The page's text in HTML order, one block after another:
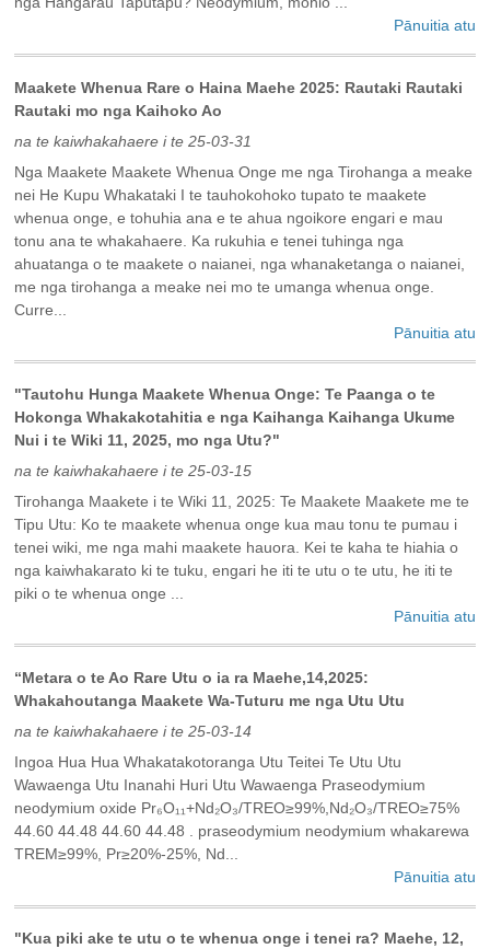
Pānuitia atu
Maakete Whenua Rare o Haina Maehe 2025: Rautaki Rautaki
Rautaki mo nga Kaihoko Ao
na te kaiwhakahaere i te 25-03-31
Nga Maakete Maakete Whenua Onge me nga Tirohanga a meake
nei He Kupu Whakataki I te tauhokohoko tupato te maakete
whenua onge, e tohuhia ana e te ahua ngoikore engari e mau
tonu ana te whakahaere. Ka rukuhia e tenei tuhinga nga
ahuatanga o te maakete o naianei, nga whanaketanga o naianei,
me nga tirohanga a meake nei mo te umanga whenua onge.
Curre...
Pānuitia atu
"Tautohu Hunga Maakete Whenua Onge: Te Paanga o te
Hokonga Whakakotahitia e nga Kaihanga Kaihanga Ukume
Nui i te Wiki 11, 2025, mo nga Utu?"
na te kaiwhakahaere i te 25-03-15
Tirohanga Maakete i te Wiki 11, 2025: Te Maakete Maakete me te
Tipu Utu: Ko te maakete whenua onge kua mau tonu te pumau i
tenei wiki, me nga mahi maakete hauora. Kei te kaha te hiahia o
nga kaiwhakarato ki te tuku, engari he iti te utu o te utu, he iti te
piki o te whenua onge ...
Pānuitia atu
“Metara o te Ao Rare Utu o ia ra Maehe,14,2025:
Whakahoutanga Maakete Wa-Tuturu me nga Utu Utu
na te kaiwhakahaere i te 25-03-14
Ingoa Hua Hua Whakatakotoranga Utu Teitei Te Utu Utu
Wawaenga Utu Inanahi Huri Utu Wawaenga Praseodymium
neodymium oxide Pr₆O₁₁+Nd₂O₃/TREO≥99%,Nd₂O₃/TREO≥75%
44.60 44.48 44.60 44.48 . praseodymium neodymium whakarewa
TREM≥99%, Pr≥20%-25%, Nd...
Pānuitia atu
"Kua piki ake te utu o te whenua onge i tenei ra? Maehe, 12,